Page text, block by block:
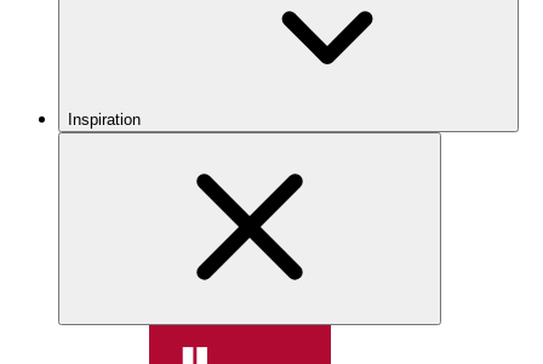
Inspiration